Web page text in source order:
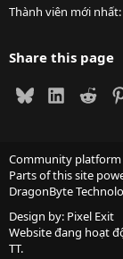
Thành viên mới nhất
Share this page
BlueskyLinkedIn
Community platform
Parts of this site
DragonByte
Design by: Pixel Exit
Website đang hoạt
TT.